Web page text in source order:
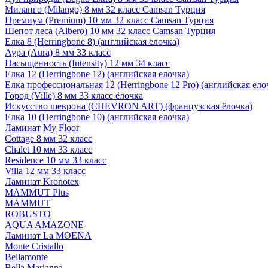
Миланго (Milango) 8 мм 32 класс Camsan Турция
Премиум (Premium) 10 мм 32 класс Camsan Турция
Шепот леса (Albero) 10 мм 32 класс Camsan Турция
Елка 8 (Herringbone 8) (английская елочка)
Аура (Aura) 8 мм 33 класс
Насыщенность (Intensity) 12 мм 34 класс
Елка 12 (Herringbone 12) (английская елочка)
Елка профессиональная 12 (Herringbone 12 Pro) (английская
Город (Ville) 8 мм 33 класс ёлочка
Искусство шеврона (CHEVRON ART) (французская ёлочка)
Елка 10 (Herringbone 10) (английская елочка)
Ламинат My Floor
Cottage 8 мм 32 класс
Chalet 10 мм 33 класс
Residence 10 мм 33 класс
Villa 12 мм 33 класс
Ламинат Kronotex
MAMMUT Plus
MAMMUT
ROBUSTO
AQUA AMAZONE
Ламинат La MOENA
Monte Cristallo
Bellamonte